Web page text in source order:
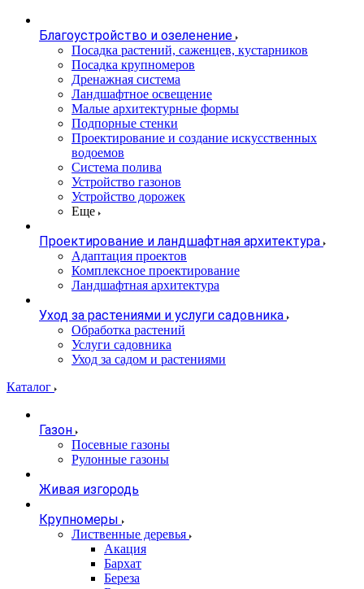
Благоустройство и озеленение
Посадка растений, саженцев, кустарников
Посадка крупномеров
Дренажная система
Ландшафтное освещение
Малые архитектурные формы
Подпорные стенки
Проектирование и создание искусственных
водоемов
Система полива
Устройство газонов
Устройство дорожек
Еще
Проектирование и ландшафтная архитектура
Адаптация проектов
Комплексное проектирование
Ландшафтная архитектура
Уход за растениями и услуги садовника
Обработка растений
Услуги садовника
Уход за садом и растениями
Каталог
Газон
Посевные газоны
Рулонные газоны
Живая изгородь
Крупномеры
Лиственные деревья
Акация
Бархат
Береза